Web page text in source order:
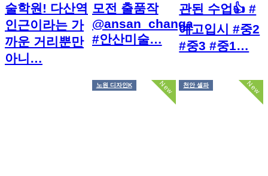
술학원! 다산역
인근이라는 가
까운 거리뿐만
아니…
모전 출품작
@ansan_changa
#안산미술…
관된 수업👍 #
예고입시 #중2
#중3 #중1…
New
노원 디자인K New
천안 셀파